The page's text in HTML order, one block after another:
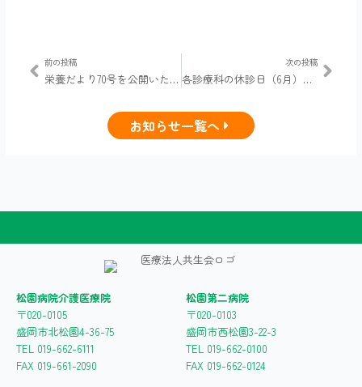
Prev
前の投稿
栄養だより70号を公開いたしました
次の投稿
各診療科の休診日（6月）のお知らせ
Next
お知らせ一覧へ
松園病院介護医療院
〒020-0105
盛岡市北松園4-36-75
TEL 019-662-6111
FAX 019-661-2090
松園第二病院
〒020-0103
盛岡市西松園3-22-3
TEL 019-662-0100
FAX 019-662-0124